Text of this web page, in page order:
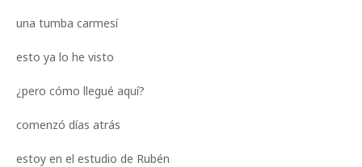
una tumba carmesí
esto ya lo he visto
¿pero cómo llegué aquí?
comenzó días atrás
estoy en el estudio de Rubén